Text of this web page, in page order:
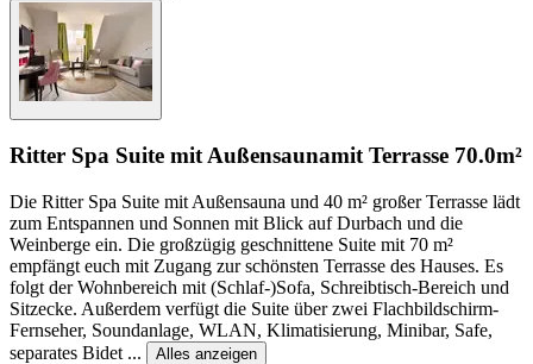
Ritter Spa Suite mit Außensaunamit Terrasse 70.0m²
Die Ritter Spa Suite mit Außensauna und 40 m² großer Terrasse lädt
zum Entspannen und Sonnen mit Blick auf Durbach und die
Weinberge ein. Die großzügig geschnittene Suite mit 70 m²
empfängt euch mit Zugang zur schönsten Terrasse des Hauses. Es
folgt der Wohnbereich mit (Schlaf-)Sofa, Schreibtisch-Bereich und
Sitzecke. Außerdem verfügt die Suite über zwei Flachbildschirm-
Fernseher, Soundanlage, WLAN, Klimatisierung, Minibar, Safe,
separates Bidet ... Alles anzeigen